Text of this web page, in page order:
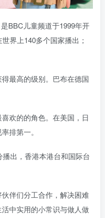
BBC儿童频道于1999年开
界上140多个国家播出；
最高的级别。巴布在德国
欢的的角色。在美国，日
排第一。
出，香港本港台和国际台
伴们分工合作，解决困难
中实用的小常识与做人做